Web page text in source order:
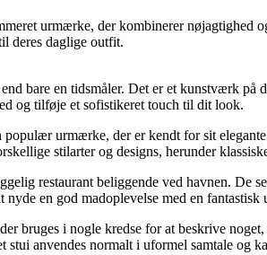
urmærke, der kombinerer nøjagtighed
deres daglige outfit.
bare en tidsmåler. Det er et kunstværk
og tilføje et sofistikeret touch til dit look.
populær urmærke, der er kendt for sit
stilarter og designs, herunder
restaurant beliggende ved havnen. De
nyde en god madoplevelse med en fantastisk
bruges i nogle kredse for at beskrive
stui anvendes normalt i uformel samtale og